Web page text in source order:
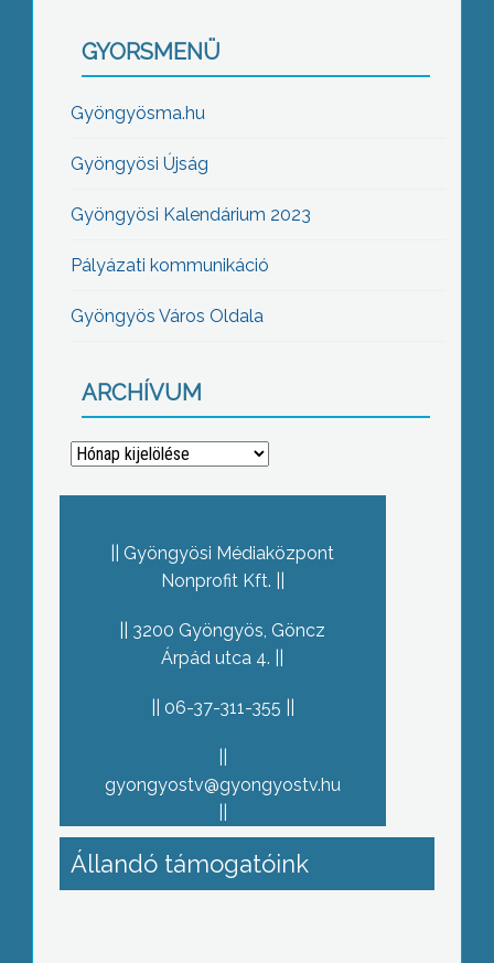
GYORSMENÜ
Gyöngyösma.hu
Gyöngyösi Újság
Gyöngyösi Kalendárium 2023
Pályázati kommunikáció
Gyöngyös Város Oldala
ARCHÍVUM
Archívum
Gyöngyösi Médiaközpont
Nonprofit Kft.
3200 Gyöngyös, Göncz
Árpád utca 4.
06-37-311-355
gyongyostv@gyongyostv.hu
Állandó támogatóink